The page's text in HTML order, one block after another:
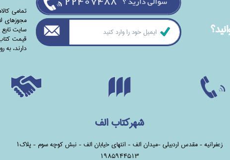
تمامی‌
مجوزهای
سایت
قیمت
دارند،‌ به
شهرکتاب الف
زعفرانیه - مقدس اردبیلی -میدان الف - انتهای خیابان الف - نبش کوچه سوم - پلاک1
1985944513